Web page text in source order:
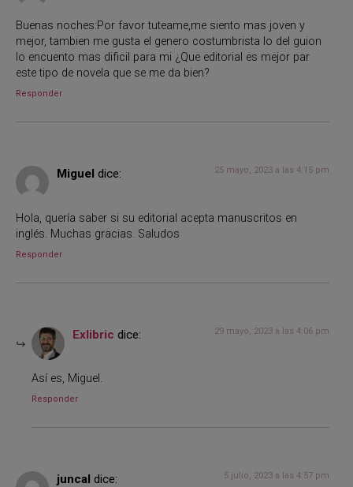
Buenas noches:Por favor tuteame,me siento mas joven y
mejor, tambien me gusta el genero costumbrista lo del guion
lo encuento mas dificil para mi ¿Que editorial es mejor par
este tipo de novela que se me da bien?
Responder
Miguel dice: 25 mayo, 2023 a las 4:15 pm
Hola, quería saber si su editorial acepta manuscritos en
inglés. Muchas gracias. Saludos
Responder
Exlibric dice: 29 mayo, 2023 a las 4:06 pm
Así es, Miguel.
Responder
juncal dice: 5 julio, 2023 a las 4:57 pm